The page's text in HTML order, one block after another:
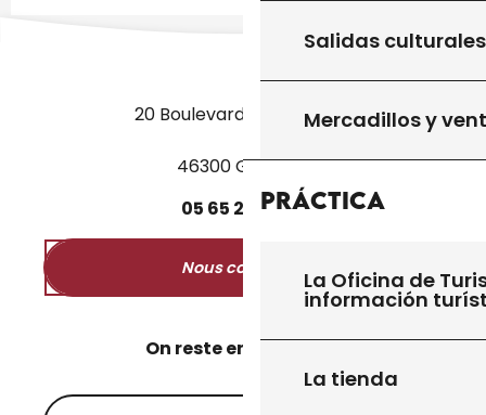
Salidas culturales
Mercadillos y
Práctica
La Oficina de
información
La tienda
20 Boulevard des Martyrs
46300 Gourdon
05 65 27 5250
Nous contacter
On reste en contact ?